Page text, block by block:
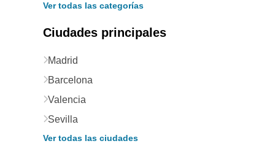
Ver todas las categorías
Ciudades principales
Madrid
Barcelona
Valencia
Sevilla
Ver todas las ciudades